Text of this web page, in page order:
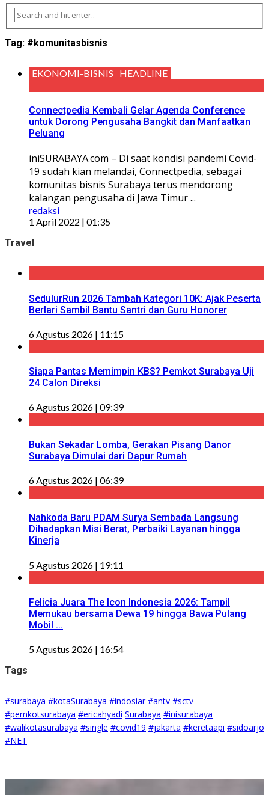
Tag: #komunitasbisnis
EKONOMI-BISNIS HEADLINE
Connectpedia Kembali Gelar Agenda Conference
untuk Dorong Pengusaha Bangkit dan Manfaatkan
Peluang
iniSURABAYA.com – Di saat kondisi pandemi Covid-
19 sudah kian melandai, Connectpedia, sebagai
komunitas bisnis Surabaya terus mendorong
kalangan pengusaha di Jawa Timur ...
redaksi
1 April 2022 | 01:35
Travel
SedulurRun 2026 Tambah Kategori 10K: Ajak Peserta
Berlari Sambil Bantu Santri dan Guru Honorer
6 Agustus 2026 | 11:15
Siapa Pantas Memimpin KBS? Pemkot Surabaya Uji
24 Calon Direksi
6 Agustus 2026 | 09:39
Bukan Sekadar Lomba, Gerakan Pisang Danor
Surabaya Dimulai dari Dapur Rumah
6 Agustus 2026 | 06:39
Nahkoda Baru PDAM Surya Sembada Langsung
Dihadapkan Misi Berat, Perbaiki Layanan hingga
Kinerja
5 Agustus 2026 | 19:11
Felicia Juara The Icon Indonesia 2026: Tampil
Memukau bersama Dewa 19 hingga Bawa Pulang
Mobil ...
5 Agustus 2026 | 16:54
Tags
#surabaya #kotaSurabaya #indosiar #antv #sctv
#pemkotsurabaya #ericahyadi Surabaya #inisurabaya
#walikotasurabaya #single #covid19 #jakarta #keretaapi #sidoarjo
#NET